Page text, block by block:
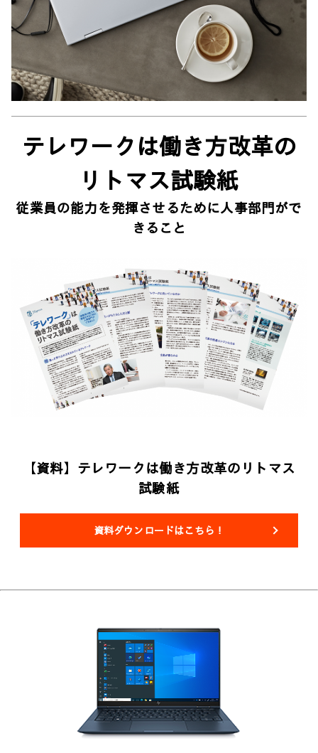
テレワークは働き方改革の
リトマス試験紙
従業員の能力を発揮させるために人事部門がで
きること
【資料】テレワークは働き方改革のリトマス
試験紙
資料ダウンロードはこちら！